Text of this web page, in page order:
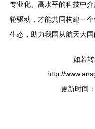
专业化、高水平的科技中介
轮驱动，才能共同构建一
生态，助力我国从航天大国
如若转
http://
更新时间